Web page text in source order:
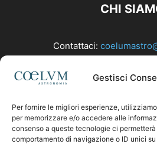
Gestisci
Per fornire le migliori esperienze,
per memorizzare e/o accedere alle
consenso a queste tecnologie ci
comportamento di navigazione o ID unici
CHI
Contattaci:
SEGUICI